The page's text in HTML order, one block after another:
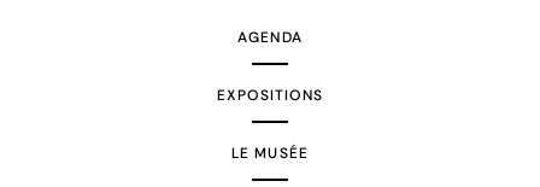
AGENDA
EXPOSITIONS
LE MUSÉE